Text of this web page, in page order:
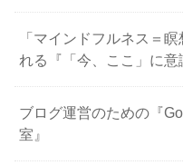
「マインドフルネス＝
れる『「今、ここ」に意
ブログ運営のための『
室』